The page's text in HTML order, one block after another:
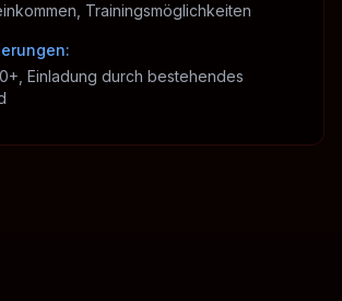
Trainingsmöglichkeiten
:
Einladung durch bestehendes